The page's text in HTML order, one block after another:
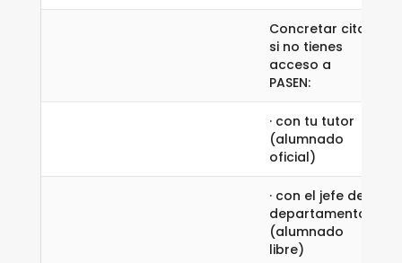
Concretar cita
si no tienes
acceso a
PASEN:
· con tu tutor
(alumnado
oficial)
· con el jefe de
departamento
(alumnado
libre)